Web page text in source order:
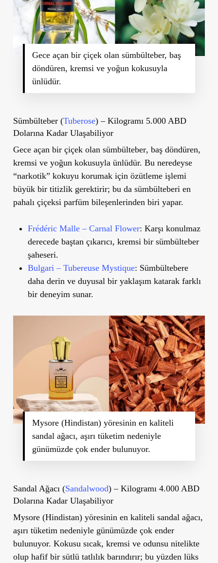
Gece açan bir çiçek olan sümbülteber, baş
döndüren, kremsi ve yoğun kokusuyla
ünlüdür.
Sümbülteber (Tuberose) – Kilogramı 5.000 ABD
Dolarına Kadar Ulaşabiliyor
Gece açan bir çiçek olan sümbülteber, baş döndüren,
kremsi ve yoğun kokusuyla ünlüdür. Bu neredeyse
“narkotik” kokuyu korumak için özütleme işlemi
büyük bir titizlik gerektirir; bu da sümbülteberi en
pahalı çiçeksi parfüm bileşenlerinden biri yapar.
Frédéric Malle – Carnal Flower: Karşı konulmaz
derecede baştan çıkarıcı, kremsi bir sümbülteber
şaheseri.
Bulgari – Tubereuse Mystique: Sümbültebere
daha derin ve duyusal bir yaklaşım katarak farklı
bir deneyim sunar.
Mysore (Hindistan) yöresinin en kaliteli
sandal ağacı, aşırı tüketim nedeniyle
günümüzde çok ender bulunuyor.
Sandal Ağacı (Sandalwood) – Kilogramı 4.000 ABD
Dolarına Kadar Ulaşabiliyor
Mysore (Hindistan)yöresinin en kaliteli sandal ağacı,
aşırı tüketim nedeniyle günümüzde çok ender
bulunuyor. Kokusu sıcak, kremsi ve odunsu nitelikte
olup hafif bir sütlü tatlılık barındırır; bu yüzden lüks